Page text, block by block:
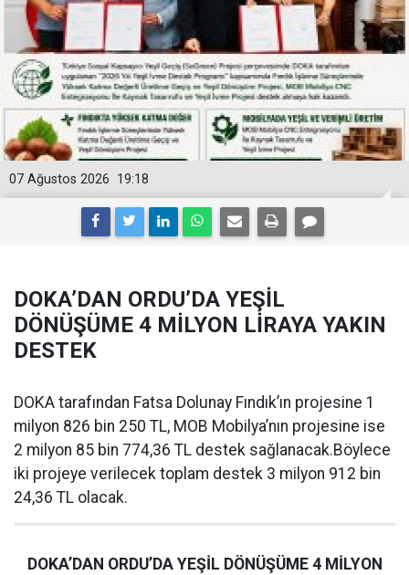
19:18
07 Ağustos 2026
DOKA’DAN ORDU’DA YEŞİL
DÖNÜŞÜME 4 MİLYON LİRAYA YAKIN
DESTEK
DOKA tarafından Fatsa Dolunay Fındık’ın projesine 1
milyon 826 bin 250 TL, MOB Mobilya’nın projesine ise
2 milyon 85 bin 774,36 TL destek sağlanacak.Böylece
iki projeye verilecek toplam destek 3 milyon 912 bin
24,36 TL olacak.
DOKA’DAN ORDU’DA YEŞİL DÖNÜŞÜME 4 MİLYON